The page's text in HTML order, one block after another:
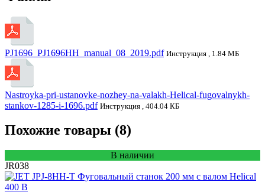
PJ1696_PJ1696HH_manual_08_2019.pdf Инструкция , 1.84 МБ
Nastroyka-pri-ustanovke-nozhey-na-valakh-Helical-fugovalnykh-
stankov-1285-i-1696.pdf Инструкция , 404.04 КБ
Похожие товары (8)
В наличии
JR038